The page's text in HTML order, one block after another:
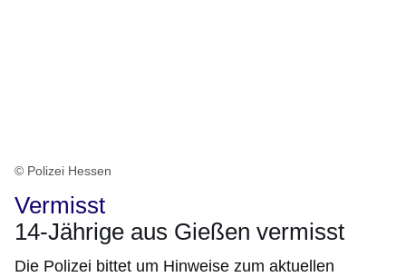
© Polizei Hessen
Vermisst
14-Jährige aus Gießen vermisst
Die Polizei bittet um Hinweise zum aktuellen